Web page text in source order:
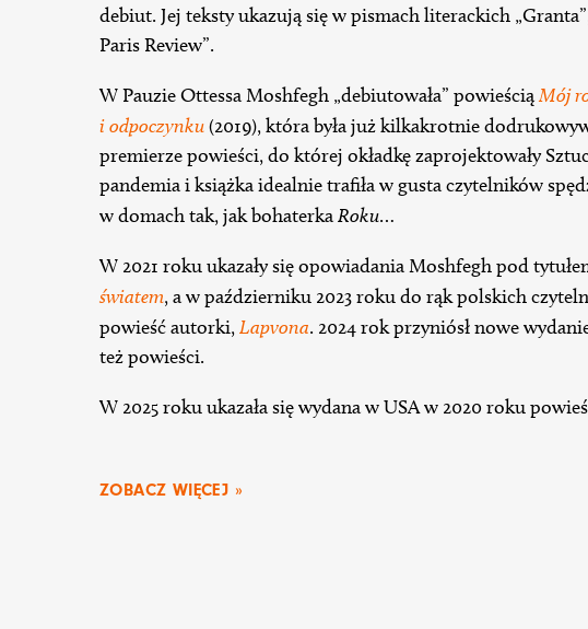
debiut. Jej teksty ukazują się w pismach literackich
Paris Review”.
W Pauzie Ottessa Moshfegh „debiutowała” powieściąMój
i odpoczynku(2019), która była już kilkakrotnie
premierze powieści, do której okładkę zaprojektowały
pandemia i książka idealnie trafiła w gusta czytelników
w domach tak, jak bohaterkaRoku…
W 2021 roku ukazały się opowiadania Moshfegh pod
światem, a w październiku 2023 roku do rąk polskich
powieść autorki,Lapvona. 2024 rok przyniósł nowe
też powieści.
W 2025 roku ukazała się wydana w USA w 2020 roku
ZOBACZ WIĘCEJ »